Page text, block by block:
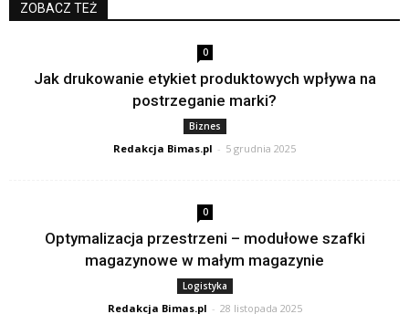
ZOBACZ TEŻ
0
Jak drukowanie etykiet produktowych wpływa na
postrzeganie marki?
Biznes
Redakcja Bimas.pl - 5 grudnia 2025
0
Optymalizacja przestrzeni – modułowe szafki
magazynowe w małym magazynie
Logistyka
Redakcja Bimas.pl - 28 listopada 2025